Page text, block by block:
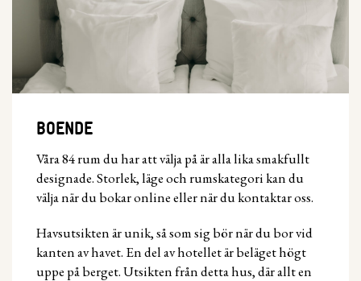
BOENDE
Våra 84 rum du har att välja på är alla lika smakfullt
designade. Storlek, läge och rumskategori kan du
välja när du bokar online eller när du kontaktar oss.
Havsutsikten är unik, så som sig bör när du bor vid
kanten av havet. En del av hotellet är beläget högt
uppe på berget. Utsikten från detta hus, där allt en